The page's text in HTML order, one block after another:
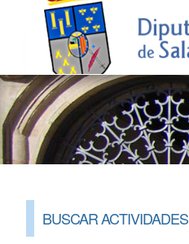
BUSCAR ACTIVIDADES